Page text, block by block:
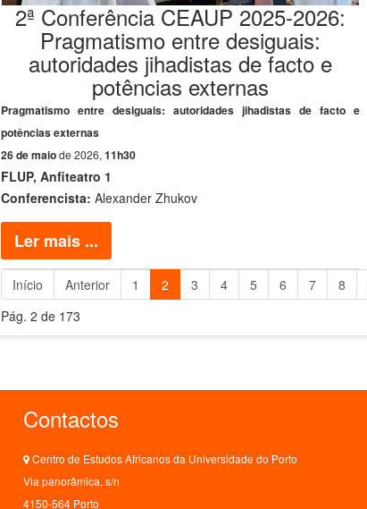
2ª Conferência CEAUP 2025-2026:
Pragmatismo entre desiguais:
autoridades jihadistas de facto e
potências externas
Pragmatismo entre desiguais: autoridades jihadistas de facto e
potências externas
26 de maiode 2026, 11h30
FLUP, Anfiteatro 1
Conferencista: Alexander Zhukov
Ler mais ...
Início Anterior 1 2 3 4 5 6 7 8
Pág. 2 de 173
Contactos
Centro de Estudos Africanos da Universidade do Porto
Via panorâmica, s/n
4150-564 Porto